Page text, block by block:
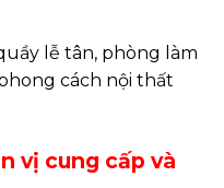
lễ tân, phòng làm
cách nội thất
vị cung cấp và